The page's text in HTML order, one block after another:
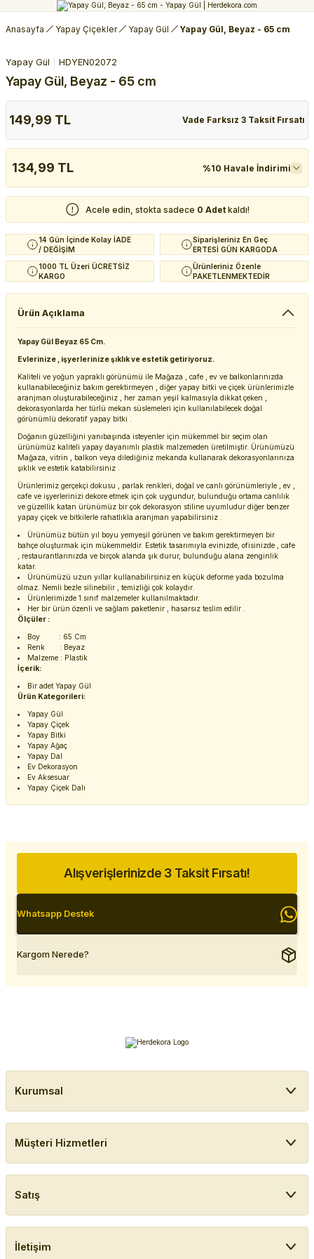
Anasayfa Yapay Çiçekler Yapay Gül Yapay Gül, Beyaz - 65 cm
Yapay Gül HDYEN02072
Yapay Gül, Beyaz - 65 cm
149,99 TL Vade Farksız 3 Taksit Fırsatı
134,99 TL %10 Havale İndirimi
Acele edin, stokta sadece 0 Adet kaldı!
14 Gün İçinde Kolay İADE
/ DEĞİŞİM
Siparişleriniz En Geç
ERTESİ GÜN KARGODA
1000 TL Üzeri ÜCRETSİZ
KARGO
Ürünleriniz Özenle
PAKETLENMEKTEDİR
Ürün Açıklama
Yapay Gül Beyaz 65 Cm.
Evlerinize , işyerlerinize şıklık ve estetik getiriyoruz.
Kaliteli ve yoğun yapraklı görünümü ile Mağaza , cafe , ev ve balkonlarınızda
kullanabileceğiniz bakım gerektirmeyen , diğer yapay bitki ve çiçek ürünlerimizle
aranjman oluşturabileceğiniz , her zaman yeşil kalmasıyla dikkat çeken ,
dekorasyonlarda her türlü mekan süslemeleri için kullanılabilecek doğal
görünümlü dekoratif yapay bitki .
Doğanın güzelliğini yanıbaşında isteyenler için mükemmel bir seçim olan
ürünümüz kaliteli yapay dayanımlı plastik malzemeden üretilmiştir. Ürünümüzü
Mağaza, vitrin , balkon veya dilediğiniz mekanda kullanarak dekorasyonlarınıza
şıklık ve estetik katabilirsiniz .
Ürünlerimiz gerçekçi dokusu , parlak renkleri, doğal ve canlı görünümleriyle , ev ,
cafe ve işyerlerinizi dekore etmek için çok uygundur, bulunduğu ortama canlılık
ve güzellik katan ürünümüz bir çok dekorasyon stiline uyumludur diğer benzer
yapay çiçek ve bitkilerle rahatlıkla aranjman yapabilirsiniz .
Ürünümüz bütün yıl boyu yemyeşil görünen ve bakım gerektirmeyen bir
bahçe oluşturmak için mükemmeldir. Estetik tasarımıyla evinizde, ofisinizde , cafe
, restaurantlarınızda ve birçok alanda şık durur, bulunduğu alana zenginlik
katar.
Ürünümüzü uzun yıllar kullanabilirsiniz en küçük deforme yada bozulma
olmaz. Nemli bezle silinebilir , temizliği çok kolaydır.
Ürünlerimizde 1.sınıf malzemeler kullanılmaktadır.
Her bir ürün özenli ve sağlam paketlenir , hasarsız teslim edilir .
Ölçüler :
Boy : 65 Cm
Renk : Beyaz
Malzeme : Plastik
İçerik:
Bir adet Yapay Gül
Ürün Kategorileri:
Yapay Gül
Yapay Çiçek
Yapay Bitki
Yapay Ağaç
Yapay Dal
Ev Dekorasyon
Ev Aksesuar
Yapay Çiçek Dalı
Alışverişlerinizde 3 Taksit Fırsatı!
Whatsapp Destek
Kargom Nerede?
Kurumsal
Müşteri Hizmetleri
Satış
İletişim